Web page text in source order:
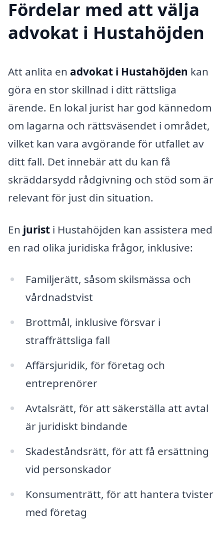
Fördelar med att välja
advokat i Hustahöjden
Att anlita en advokat i Hustahöjden kan
göra en stor skillnad i ditt rättsliga
ärende. En lokal jurist har god kännedom
om lagarna och rättsväsendet i området,
vilket kan vara avgörande för utfallet av
ditt fall. Det innebär att du kan få
skräddarsydd rådgivning och stöd som är
relevant för just din situation.
En jurist i Hustahöjden kan assistera med
en rad olika juridiska frågor, inklusive:
Familjerätt, såsom skilsmässa och
vårdnadstvist
Brottmål, inklusive försvar i
straffrättsliga fall
Affärsjuridik, för företag och
entreprenörer
Avtalsrätt, för att säkerställa att avtal
är juridiskt bindande
Skadeståndsrätt, för att få ersättning
vid personskador
Konsumenträtt, för att hantera tvister
med företag